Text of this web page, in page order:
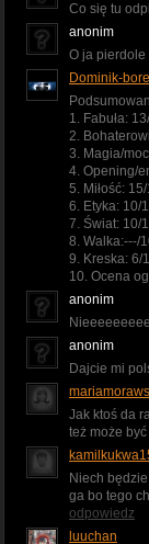
Co się tu
anonim
O ja pierdole
Dominik-
1. Fabuła:
2.
3. Magia/
4. Opening/
5. Miłość:
6. Etyka: 10/
7. Świat: 10/
8. Walka:---/
9. Kreska: 6/
10. Ocena
anonim
anonim
Dajcie mi
Jak ktoś da
też może
Niech
ga bo tego
odpowiedz
luuchan